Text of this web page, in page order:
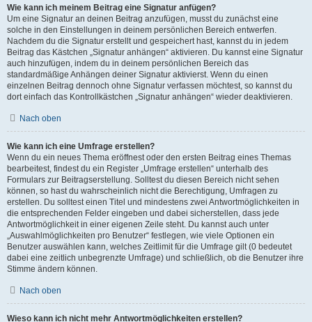
Wie kann ich meinem Beitrag eine Signatur anfügen?
Um eine Signatur an deinen Beitrag anzufügen, musst du zunächst eine
solche in den Einstellungen in deinem persönlichen Bereich entwerfen.
Nachdem du die Signatur erstellt und gespeichert hast, kannst du in jedem
Beitrag das Kästchen „Signatur anhängen“ aktivieren. Du kannst eine Signatur
auch hinzufügen, indem du in deinem persönlichen Bereich das
standardmäßige Anhängen deiner Signatur aktivierst. Wenn du einen
einzelnen Beitrag dennoch ohne Signatur verfassen möchtest, so kannst du
dort einfach das Kontrollkästchen „Signatur anhängen“ wieder deaktivieren.
Nach oben
Wie kann ich eine Umfrage erstellen?
Wenn du ein neues Thema eröffnest oder den ersten Beitrag eines Themas
bearbeitest, findest du ein Register „Umfrage erstellen“ unterhalb des
Formulars zur Beitragserstellung. Solltest du diesen Bereich nicht sehen
können, so hast du wahrscheinlich nicht die Berechtigung, Umfragen zu
erstellen. Du solltest einen Titel und mindestens zwei Antwortmöglichkeiten in
die entsprechenden Felder eingeben und dabei sicherstellen, dass jede
Antwortmöglichkeit in einer eigenen Zeile steht. Du kannst auch unter
„Auswahlmöglichkeiten pro Benutzer“ festlegen, wie viele Optionen ein
Benutzer auswählen kann, welches Zeitlimit für die Umfrage gilt (0 bedeutet
dabei eine zeitlich unbegrenzte Umfrage) und schließlich, ob die Benutzer ihre
Stimme ändern können.
Nach oben
Wieso kann ich nicht mehr Antwortmöglichkeiten erstellen?